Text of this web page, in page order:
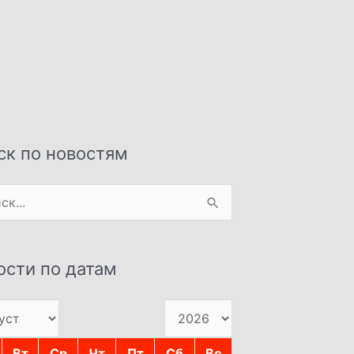
по новостям
по датам